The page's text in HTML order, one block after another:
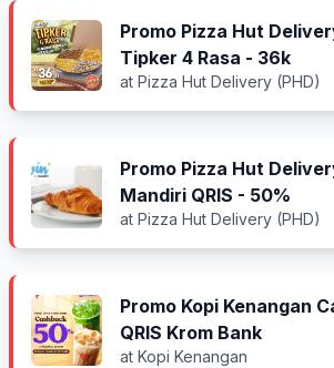
Promo Pizza Hut
Tipker 4 Rasa - 36k
at Pizza Hut Delivery (PHD)
Promo Pizza Hut
Mandiri QRIS - 50%
at Pizza Hut Delivery (PHD)
Promo Kopi Kenangan
QRIS Krom Bank
at Kopi Kenangan